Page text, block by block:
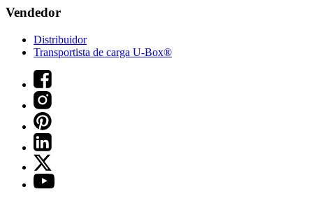
Vendedor
Distribuidor
Transportista de carga U-Box®